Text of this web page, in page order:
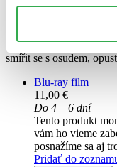
Bitva o Zemi pokračuje
kořenech
smířit se s osudem,
Blu-ray film
11,00 €
Do 4 – 6 dní
Tento produkt
vám ho vieme
posnažíme sa aj
Pridať do